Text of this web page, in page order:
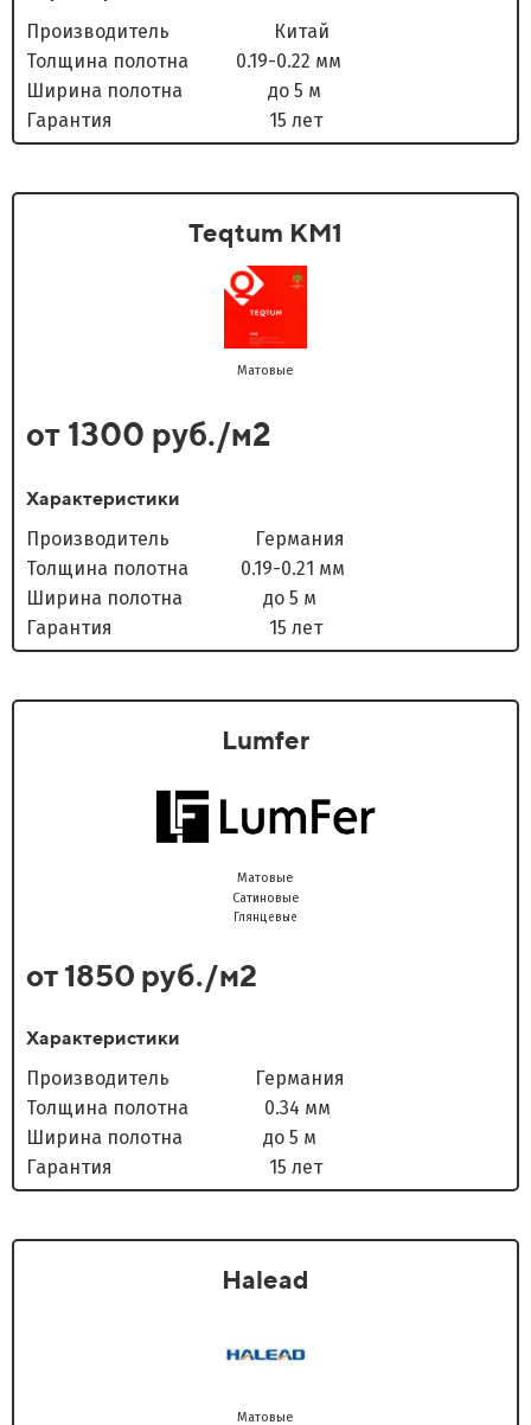
Производитель Китай
Толщина полотна 0.19-0.22 мм
Ширина полотна до 5 м
Гарантия 15 лет
Teqtum KM1
Матовые
от 1300 руб./м2
Характеристики
Производитель Германия
Толщина полотна 0.19-0.21 мм
Ширина полотна до 5 м
Гарантия 15 лет
Lumfer
Матовые
Сатиновые
Глянцевые
от 1850 руб./м2
Характеристики
Производитель Германия
Толщина полотна 0.34 мм
Ширина полотна до 5 м
Гарантия 15 лет
Halead
Матовые